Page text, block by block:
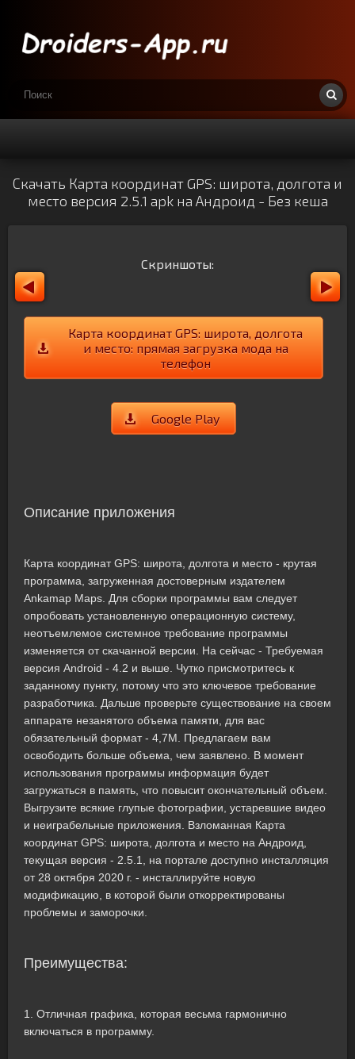
Скачать Карта координат GPS: широта, долгота и
место версия 2.5.1 apk на Андроид - Без кеша
Скриншоты:
Карта координат GPS: широта, долгота
и место: прямая загрузка мода на
телефон
Google Play
Описание приложения
Карта координат GPS: широта, долгота и место - крутая
программа, загруженная достоверным издателем
Ankamap Maps. Для сборки программы вам следует
опробовать установленную операционную систему,
неотъемлемое системное требование программы
изменяется от скачанной версии. На сейчас - Требуемая
версия Android - 4.2 и выше. Чутко присмотритесь к
заданному пункту, потому что это ключевое требование
разработчика. Дальше проверьте существование на своем
аппарате незанятого объема памяти, для вас
обязательный формат - 4,7M. Предлагаем вам
освободить больше объема, чем заявлено. В момент
использования программы информация будет
загружаться в память, что повысит окончательный объем.
Выгрузите всякие глупые фотографии, устаревшие видео
и неиграбельные приложения. Взломанная Карта
координат GPS: широта, долгота и место на Андроид,
текущая версия - 2.5.1, на портале доступно инсталляция
от 28 октября 2020 г. - инсталлируйте новую
модификацию, в которой были откорректированы
проблемы и заморочки.
Преимущества:
1. Отличная графика, которая весьма гармонично
включаться в программу.